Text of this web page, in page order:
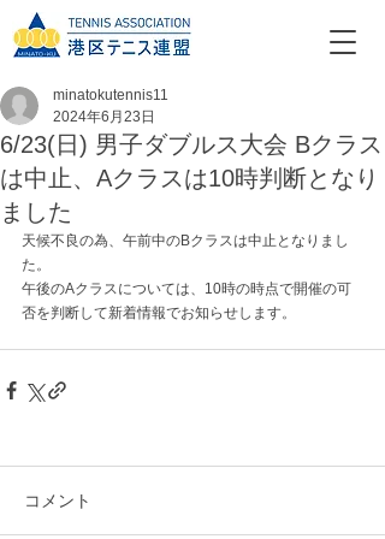
6/23(日) 男子ダブルス大会 Bクラス
は中止、Aクラスは10時判断となり
ました
minatokutennis11
2024年6月23日
天候不良の為、午前中のBクラスは中止となりまし
た。
午後のAクラスについては、10時の時点で開催の可
否を判断して新着情報でお知らせします。
コメント